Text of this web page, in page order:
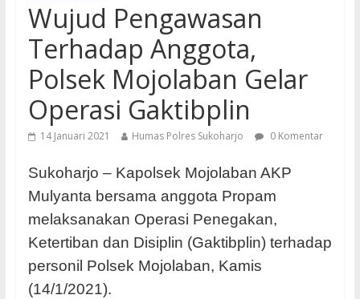
Wujud Pengawasan
Terhadap Anggota,
Polsek Mojolaban Gelar
Operasi Gaktibplin
14 Januari 2021 Humas Polres Sukoharjo 0 Komentar
Sukoharjo – Kapolsek Mojolaban AKP
Mulyanta bersama anggota Propam
melaksanakan Operasi Penegakan,
Ketertiban dan Disiplin (Gaktibplin) terhadap
personil Polsek Mojolaban, Kamis
(14/1/2021).